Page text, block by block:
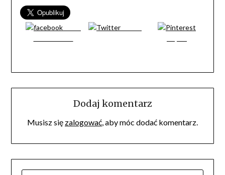
Dodaj komentarz
Musisz się zalogować, aby móc dodać komentarz.